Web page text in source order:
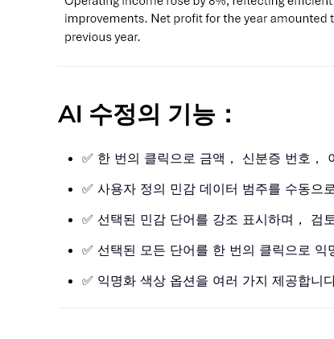
AI 수정의 기능：
✅ 한 번의 클릭으로 금액， 신분증 번호，
✅ 사용자 정의 민감 데이터 범주를 수동으
✅ 선택된 민감 단어를 강조 표시하며， 검
✅ 선택된 모든 단어를 한 번의 클릭으로
✅ 익명화 색상 옵션을 여러 가지 제공합니다